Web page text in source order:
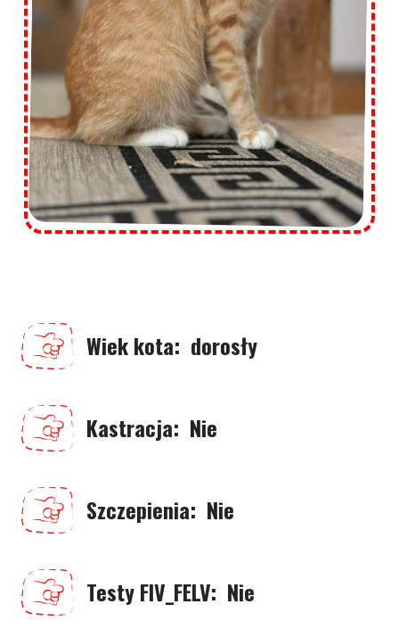
Wiek kota dorosły
Kastracja Nie
Szczepienia Nie
Testy FIV_FELV Nie